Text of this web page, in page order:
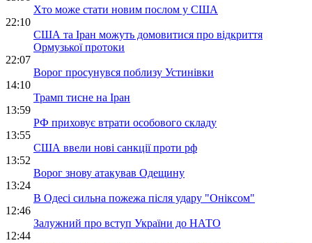
Хто може стати новим послом у США
22:10
США та Іран можуть домовитися про відкриття
Ормузької протоки
22:07
Ворог просунувся поблизу Устинівки
14:10
Трамп тисне на Іран
13:59
РФ приховує втрати особового складу
13:55
США ввели нові санкції проти рф
13:52
Ворог знову атакував Одещину
13:24
В Одесі сильна пожежа після удару "Оніксом"
12:46
Залужний про вступ України до НАТО
12:44